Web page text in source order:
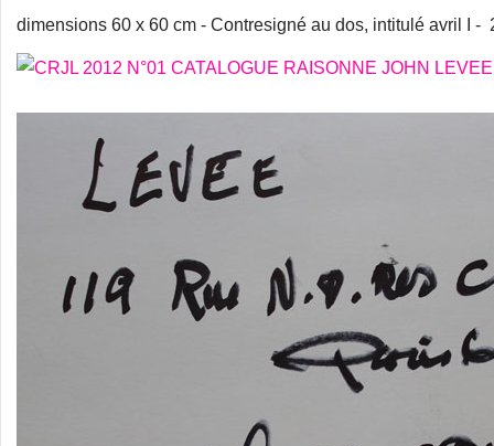
dimensions 60 x 60 cm - Contresigné au dos, intitulé avril I -